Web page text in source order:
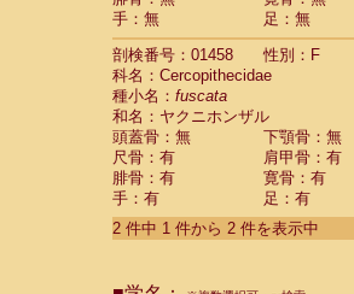
Cebidae Saguinusspp.
Cebidae Aotus
Cebidae Cebus
CebidaeCebus apella
Cebidae
CebidaeCebus
Cebidae Cebusspp.(0)
Cebidae Saimiri
Cebidae Saimiri
Atelidae Alouatta
AtelidaeAlouatta fusca
AtelidaeAlouatta
AtelidaeAteles
手：無
足：無
剖検番号：01458
性別：F
科名：Cercopithecidae
種小名： fuscata
和名：ヤクニホンザル
頭蓋骨：無
下顎骨：無
尺骨：有
肩甲骨：有
腓骨：有
寛骨：有
手：有
足：有
2 件中 1 件から 2 件を表示中